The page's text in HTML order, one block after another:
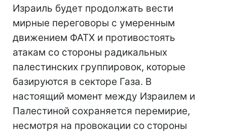
Израиль будет продолжать вести
мирные переговоры с умеренным
движением ФАТХ и противостоять
атакам со стороны радикальных
палестинских группировок, которые
базируются в секторе Газа. В
настоящий момент между Израилем и
Палестиной сохраняется перемирие,
несмотря на провокации со стороны